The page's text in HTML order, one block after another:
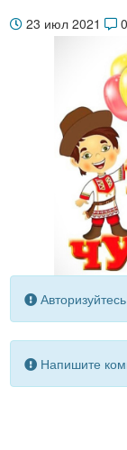
23 июл 2021 0
Напишите